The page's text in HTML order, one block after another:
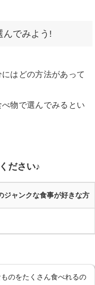
んでみよう!
はどの方法があって
物で選んでみるとい
ださい♪
ジャンクな食事が好きな方
のをたくさん食べれるの